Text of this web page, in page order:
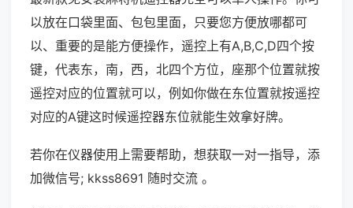
以放在口袋里面、包包里面，只要您方便放哪都可
以、重要的是能方便操作，遥控上有A,B,C,D四个按
键，代表东，南，西，北四个方位，座那个位置就按
遥控对应的位置就可以，例如你做在东位置就按遥控
对应的A键这时候遥控器东位就能生效拿好牌。
若你在仪器使用上需要帮助，想获取一对一指导，添
加微信号; kkss8691 随时交流 。